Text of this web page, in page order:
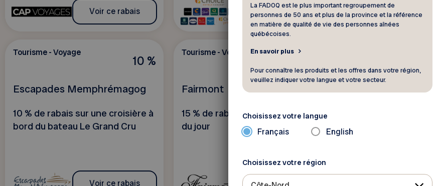
Voir ce rabais Voir ce rabais
10 %
Tourisme - Voyage
Escapades Memphrémagog
10 % de rabais sur une croisière à
bord du bateau Le Grand Cru
Voir ce rabais
Tourisme - Voyage
Fairmont
15 % de rabais sur le meilleur tarif
du jour
Voir ce rabais
Hôtels Gouverneur
Sur le meilleur tarif
dans les hôtels
La FADOQ est le plus important regroupement de
personnes de 50 ans et plus de la province et la référence
en matière de qualité de vie des personnes aînées
québécoises.
En savoir plus
Pour connaître les produits et les offres dans votre région,
veuillez indiquer votre langue et votre secteur.
Choisissez votre langue
Français English
Choisissez votre région